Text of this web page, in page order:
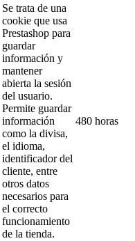
Se trata de una
cookie que usa
Prestashop para
guardar
información y
mantener
abierta la sesión
del usuario.
Permite guardar
información
como la divisa,
el idioma,
identificador del
cliente, entre
otros datos
necesarios para
el correcto
funcionamiento
de la tienda.
480 horas